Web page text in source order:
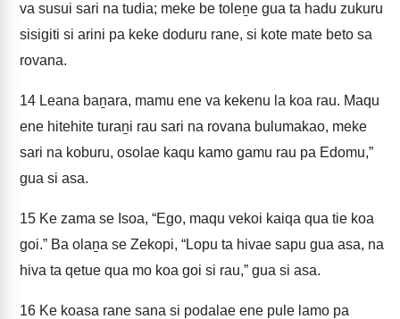
va susui sari na tudia; meke be toleṉe gua ta hadu zukuru
sisigiti si arini pa keke doduru rane, si kote mate beto sa
rovana.
14 Leana baṉara, mamu ene va kekenu la koa rau. Maqu
ene hitehite turaṉi rau sari na rovana bulumakao, meke
sari na koburu, osolae kaqu kamo gamu rau pa Edomu,”
gua si asa.
15 Ke zama se Isoa, “Ego, maqu vekoi kaiqa qua tie koa
goi.” Ba olaṉa se Zekopi, “Lopu ta hivae sapu gua asa, na
hiva ta qetue qua mo koa goi si rau,” gua si asa.
16 Ke koasa rane sana si podalae ene pule lamo pa